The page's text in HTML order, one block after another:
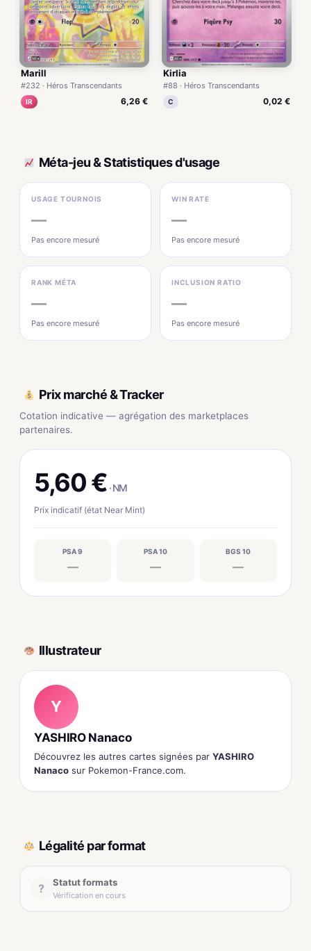
Marill
#232 · Héros Transcendants
IR 6,26 €
Kirlia
#88 · Héros Transcendants
C 0,02 €
Méta-jeu & Statistiques d'usage
USAGE TOURNOIS
—
Pas encore mesuré
WIN RATE
—
Pas encore mesuré
RANK MÉTA
—
Pas encore mesuré
INCLUSION RATIO
—
Pas encore mesuré
Prix marché & Tracker
Cotation indicative — agrégation des marketplaces
partenaires.
5,60 € · NM
Prix indicatif (état Near Mint)
PSA 9
—
PSA 10
—
BGS 10
—
Illustrateur
Y
YASHIRO Nanaco
Découvrez les autres cartes signées par YASHIRO
Nanaco sur Pokemon-France.com.
Légalité par format
? Statut formats
Vérification en cours